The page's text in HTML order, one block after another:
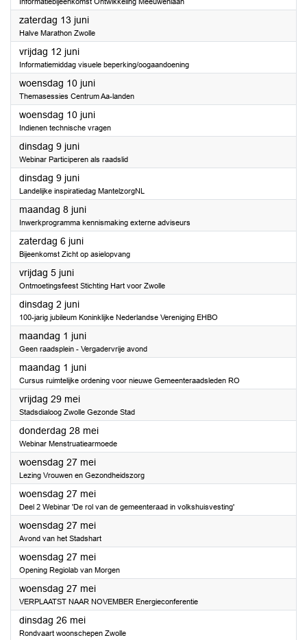
zaterdag 13 juni2026
Halve Marathon Zwolle
vrijdag 12 juni2026
Informatiemiddag visuele beperking/oogaandoening
woensdag 10 juni2026
Themasessies Centrum Aa-landen
woensdag 10 juni2026
Indienen technische vragen
dinsdag 9 juni2026
Webinar Participeren als raadslid
dinsdag 9 juni2026
Landelijke inspiratiedag MantelzorgNL
maandag 8 juni2026
Inwerkprogramma kennismaking externe adviseurs
zaterdag 6 juni2026
Bijeenkomst Zicht op asielopvang
vrijdag 5 juni2026
Ontmoetingsfeest Stichting Hart voor Zwolle
dinsdag 2 juni2026
100-jarig jubileum Koninklijke Nederlandse Vereniging EHBO
maandag 1 juni2026
Geen raadsplein - Vergadervrije avond
maandag 1 juni2026
Cursus ruimtelijke ordening voor nieuwe Gemeenteraadsleden RO
vrijdag 29 mei2026
Stadsdialoog Zwolle Gezonde Stad
donderdag 28 mei2026
Webinar Menstruatiearmoede
woensdag 27 mei2026
Lezing Vrouwen en Gezondheidszorg
woensdag 27 mei2026
Deel 2 Webinar 'De rol van de gemeenteraad in volkshuisvesting'
woensdag 27 mei2026
Avond van het Stadshart
woensdag 27 mei2026
Opening Regiolab van Morgen
woensdag 27 mei2026
VERPLAATST NAAR NOVEMBER Energieconferentie
dinsdag 26 mei2026
Rondvaart woonschepen Zwolle